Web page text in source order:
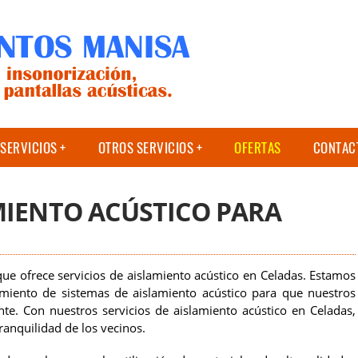
SERVICIOS OTROS SERVICIOS OFERTAS
ACÚSTICO PARA
ofrece servicios de aislamiento acústico en Celadas. Estamos
de sistemas de aislamiento acústico para que nuestros
Con nuestros servicios de aislamiento acústico en Celadas,
de los vecinos.